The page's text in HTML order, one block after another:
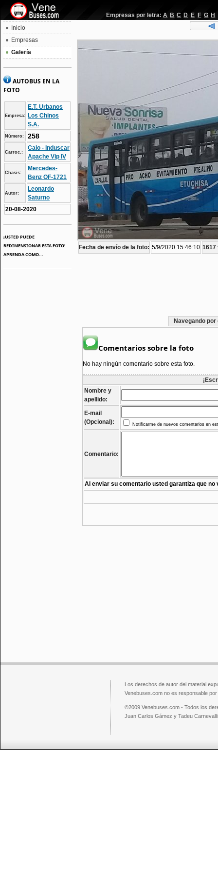
Empresas por letra: A B C D E F G H
Inicio
Empresas
Galería
AUTOBUS EN LA
FOTO
Empresa:
E.T. Urbanos
Los Chinos
S.A.
Número: 258
Carroc.:
Caio - Induscar
Apache Vip IV
Chasis:
Mercedes-
Benz OF-1721
Autor:
Leonardo
Saturno
20-08-2020
¡USTED PUEDE
REDIMENSIONAR ESTA FOTO!
APRENDA COMO...
Fecha de envío de la foto: 5/9/2020 15:46:10 1617
Navegando
Comentarios sobre la foto
No hay ningún comentario sobre esta foto.
Nombre y
apellido:
E-mail
(Opcional):
Notificarme de nuevos comentarios en
Comentario:
Al enviar su comentario usted garantiza que no
Los derechos de autor del material
Venebuses.com no es responsable
©2009 Venebuses.com - Todos los
Juan Carlos Gámez y Tadeu Carnevalli